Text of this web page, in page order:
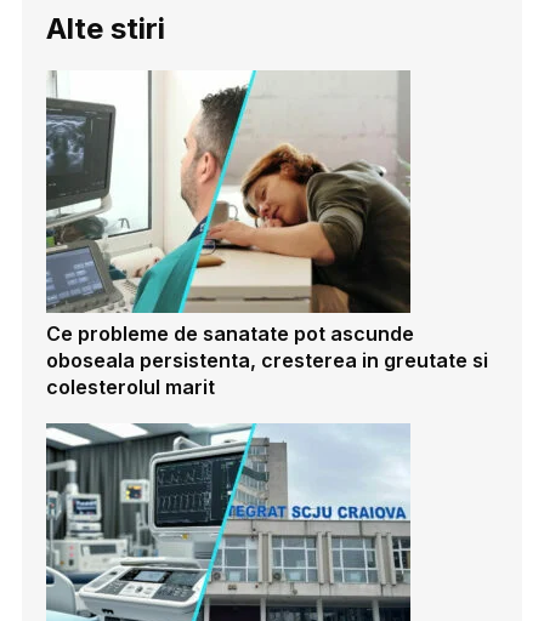
Alte stiri
Ce probleme de sanatate pot ascunde
oboseala persistenta, cresterea in greutate si
colesterolul marit